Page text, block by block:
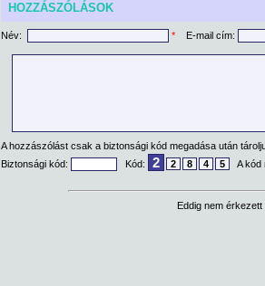
HOZZÁSZÓLÁSOK
Név: * E-mail cím:
A hozzászólást csak a biztonsági kód megadása után
Biztonsági kód:
Kód: 2 2 8 4 5 A kód
Eddig nem érkezett